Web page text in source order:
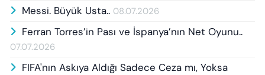
Messi. Büyük Usta.. 08.07.2026
Ferran Torres’in Pası ve İspanya’nın Net Oyunu..
07.07.2026
FIFA'nın Askıya Aldığı Sadece Ceza mı, Yoksa